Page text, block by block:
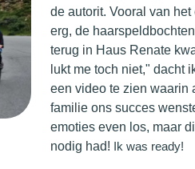
de autorit. Vooral van
erg, de
terug in Haus Renate
lukt me toch niet," dacht
een video te zien waarin
familie ons succes
emoties even los, maar
nodig had!
Ik was ready!